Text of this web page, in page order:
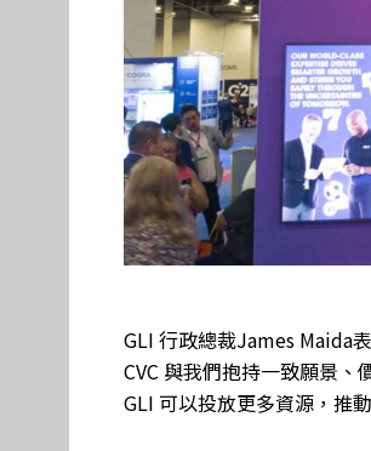
GLI 行政總裁James Maida
CVC 與我們抱持一致願景
GLI 可以投放更多資源，推